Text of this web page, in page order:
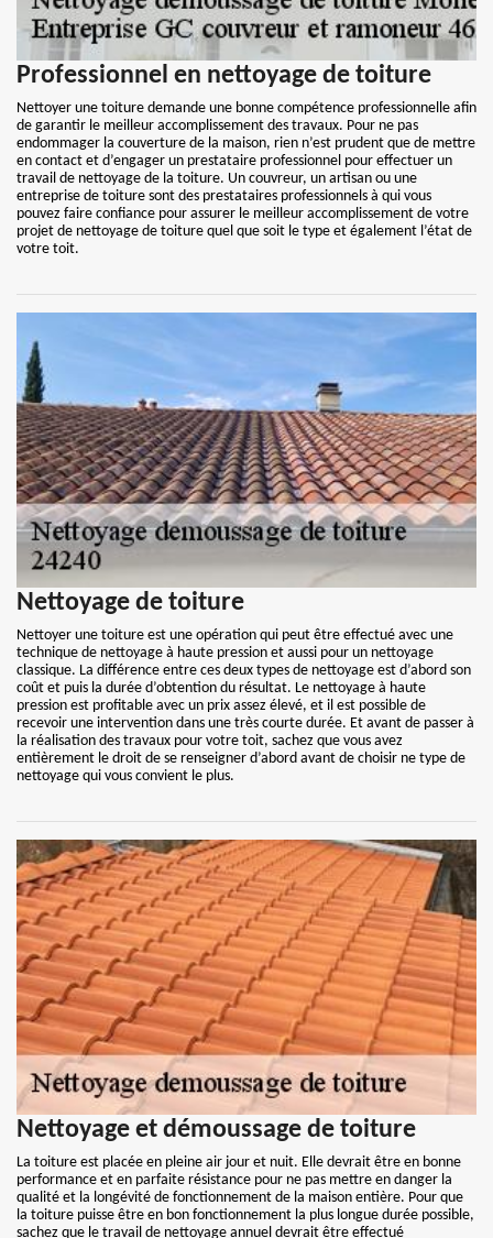
Professionnel en nettoyage de toiture
Nettoyer une toiture demande une bonne compétence professionnelle afin
de garantir le meilleur accomplissement des travaux. Pour ne pas
endommager la couverture de la maison, rien n’est prudent que de mettre
en contact et d’engager un prestataire professionnel pour effectuer un
travail de nettoyage de la toiture. Un couvreur, un artisan ou une
entreprise de toiture sont des prestataires professionnels à qui vous
pouvez faire confiance pour assurer le meilleur accomplissement de votre
projet de nettoyage de toiture quel que soit le type et également l’état de
votre toit.
Nettoyage de toiture
Nettoyer une toiture est une opération qui peut être effectué avec une
technique de nettoyage à haute pression et aussi pour un nettoyage
classique. La différence entre ces deux types de nettoyage est d’abord son
coût et puis la durée d’obtention du résultat. Le nettoyage à haute
pression est profitable avec un prix assez élevé, et il est possible de
recevoir une intervention dans une très courte durée. Et avant de passer à
la réalisation des travaux pour votre toit, sachez que vous avez
entièrement le droit de se renseigner d’abord avant de choisir ne type de
nettoyage qui vous convient le plus.
Nettoyage et démoussage de toiture
La toiture est placée en pleine air jour et nuit. Elle devrait être en bonne
performance et en parfaite résistance pour ne pas mettre en danger la
qualité et la longévité de fonctionnement de la maison entière. Pour que
la toiture puisse être en bon fonctionnement la plus longue durée possible,
sachez que le travail de nettoyage annuel devrait être effectué